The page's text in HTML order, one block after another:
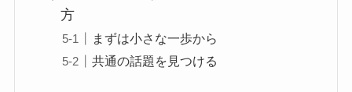
方
まずは小さな一歩から
共通の話題を見つける